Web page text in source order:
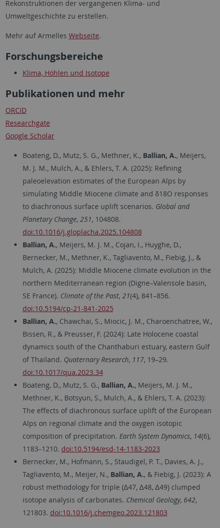
Rekonstruktionen der vergangenen Klima- und
Umweltgeschichte zu erstellen.
Mehr auf Armelles Webseite.
Forschungsbereiche
Klima, Höhlen und Isotope
Publikationen und mehr
ORCID
Researchgate
Google Scholar
Boateng, D., Mutz, S. G., Methner, K., Ballian, A., Meijers,
M. J. M., Mulch, A., & Ehlers, T. A. (2025): Refining
paleoelevation estimates of the European Alps by
simulating Middle Miocene climate and δ18O responses
to diachronous surface uplift scenarios. Global and
Planetary Change, 251, 104808.
doi:10.1016/j.gloplacha.2025.104808
Ballian, A., Meijers, M. J. M., Cojan, I., Huyghe, D.,
Bernecker, M., Methner, K., Tagliavento, M., Fiebig, J., &
Mulch, A. (2025): Middle Miocene climate evolution in the
northern Mediterranean region (Digne–Valensole basin,
SE France). Climate of the Past, 21(4), 841–856.
doi:10.5194/cp-21-841-2025
Ballian, A., Chawchai, S., Miocic, J. M., Charoenchatree, W.,
Bissen, R., & Preusser, F. (2024): Late Holocene coastal
dynamics south of the Chanthaburi estuary, eastern Gulf
of Thailand. Quaternary Research, 117, 19–29.
doi:10.1017/qua.2023.34
Boateng, D., Mutz, S. G., Ballian, A., Meijers, M. J. M.,
Methner, K., Botsyun, S., Mulch, A., & Ehlers, T. A. (2023):
The effects of diachronous surface uplift of the European
Alps on regional climate and the oxygen isotopic
composition of precipitation. Earth System Dynamics, 14(6),
1183–1210. doi:10.5194/esd-14-1183-2023
Bernecker, M., Hofmann, S., Staudigel, P. T., Davies, A. J.,
Tagliavento, M., Meijer, N., Ballian, A., & Fiebig, J. (2023): A
robust methodology for triple (∆47, ∆48, ∆49) clumped
isotope analysis of carbonates. Chemical Geology, 642,
121803. doi:10.1016/j.chemgeo.2023.121803